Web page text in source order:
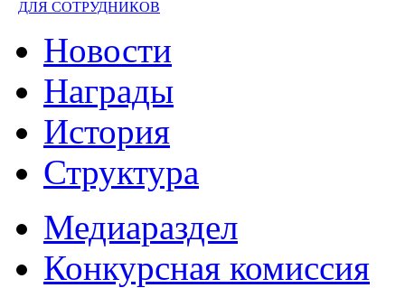
ДЛЯ СОТРУДНИКОВ
Новости
Награды
История
Структура
Медиараздел
Конкурсная комиссия